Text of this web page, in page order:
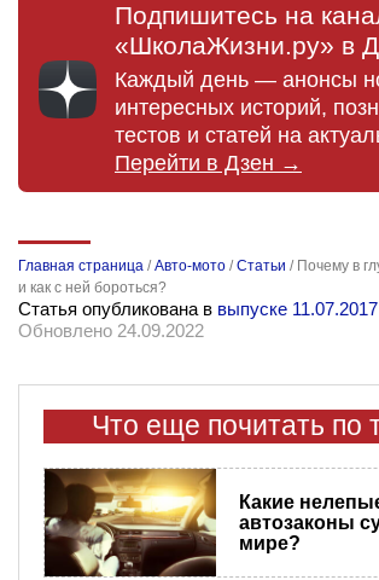
Подпишитесь на
«ШколаЖизни.ру» в
Каждый день — анонсы
интересных историй,
тестов и статей на
Перейти в Дзен →
Главная страница /Авто-мото /Статьи / Почему в
и как с ней бороться?
Статья опубликована в выпуске 11.07.2017
Обновлено 24.09.2022
Что еще почитать по
​Какие
автозаконы
мире?